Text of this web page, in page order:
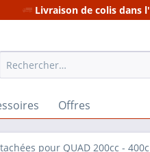
Livraison de colis dans
Offres
pour QUAD 200cc - 400c